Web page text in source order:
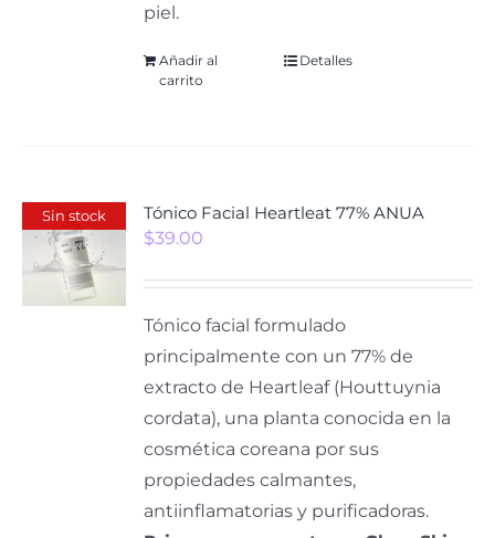
piel.
Añadir al
carrito
Detalles
Sin stock
Tónico Facial Heartleat 77% ANUA
$39.00
Tónico facial formulado
principalmente con un 77% de
extracto de Heartleaf (Houttuynia
cordata), una planta conocida en la
cosmética coreana por sus
propiedades calmantes,
antiinflamatorias y purificadoras.